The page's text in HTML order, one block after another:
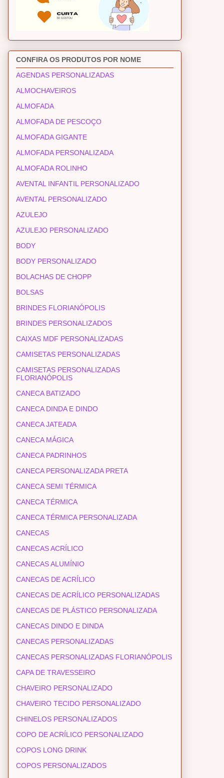
CONFIRA OS PRODUTOS POR NOME
AGENDAS PERSONALIZADAS
ALMOCHAVEIROS
ALMOFADA
ALMOFADA DE PESCOÇO
ALMOFADA GIGANTE
ALMOFADA PERSONALIZADA
ALMOFADA ROLINHO
AVENTAL INFANTIL PERSONALIZADO
AVENTAL PERSONALIZADO
AZULEJO
AZULEJO PERSONALIZADO
BODY
BODY PERSONALIZADO
BOLACHAS DE CHOPP
BOLSAS
BRINDES FLORIANÓPOLIS
BRINDES PERSONALIZADOS
CAIXAS MDF PERSONALIZADAS
CAMISETAS PERSONALIZADAS
CAMISETAS PERSONALIZADAS
FLORIANÓPOLIS
CANECA BATIZADO
CANECA DINDA E DINDO
CANECA JATEADA
CANECA MÁGICA
CANECA PADRINHOS
CANECA PERSONALIZADA PRETA
CANECA SEMI TÉRMICA
CANECA TÉRMICA
CANECA TÉRMICA PERSONALIZADA
CANECAS
CANECAS ACRÍLICO
CANECAS ALUMÍNIO
CANECAS DE ACRÍLICO
CANECAS DE ACRÍLICO PERSONALIZADAS
CANECAS DE PLÁSTICO PERSONALIZADA
CANECAS DINDO E DINDA
CANECAS PERSONALIZADAS
CANECAS PERSONALIZADAS FLORIANÓPOLIS
CAPA DE TRAVESSEIRO
CHAVEIRO PERSONALIZADO
CHAVEIRO TECIDO PERSONALIZADO
CHINELOS PERSONALIZADOS
COPO DE ACRÍLICO PERSONALIZADO
COPOS LONG DRINK
COPOS PERSONALIZADOS